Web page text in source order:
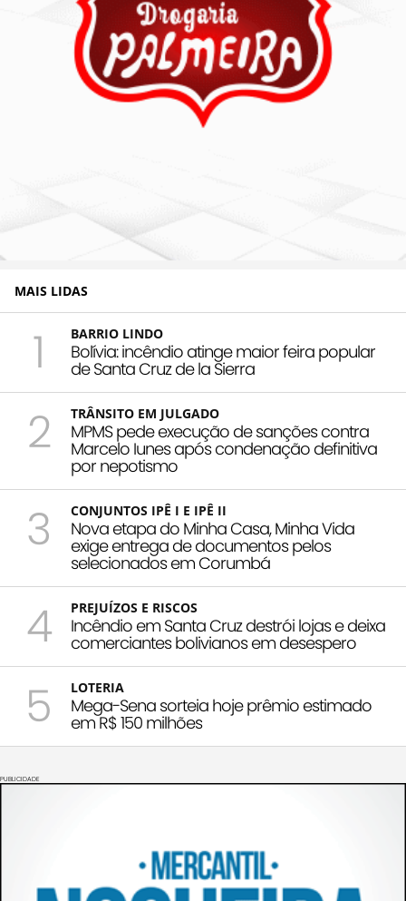
MAIS LIDAS
1 BARRIO LINDO
Bolívia: incêndio atinge maior feira popular
de Santa Cruz de la Sierra
2 TRÂNSITO EM JULGADO
MPMS pede execução de sanções contra
Marcelo Iunes após condenação definitiva
por nepotismo
3 CONJUNTOS IPÊ I E IPÊ II
Nova etapa do Minha Casa, Minha Vida
exige entrega de documentos pelos
selecionados em Corumbá
4 PREJUÍZOS E RISCOS
Incêndio em Santa Cruz destrói lojas e deixa
comerciantes bolivianos em desespero
5 LOTERIA
Mega-Sena sorteia hoje prêmio estimado
em R$ 150 milhões
PUBLICIDADE